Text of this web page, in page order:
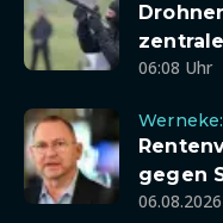
06:08 Uhr
gegen